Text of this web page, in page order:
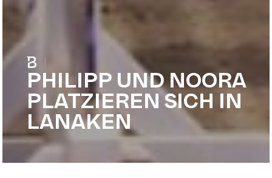
|
PHILIPP UND NOORA
PLATZIEREN SICH IN
LANAKEN